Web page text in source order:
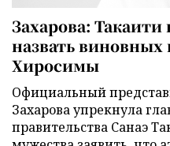
Захарова:
назвать виновных
Хиросимы
Официальный
Захарова упрекнула
правительства Санаэ